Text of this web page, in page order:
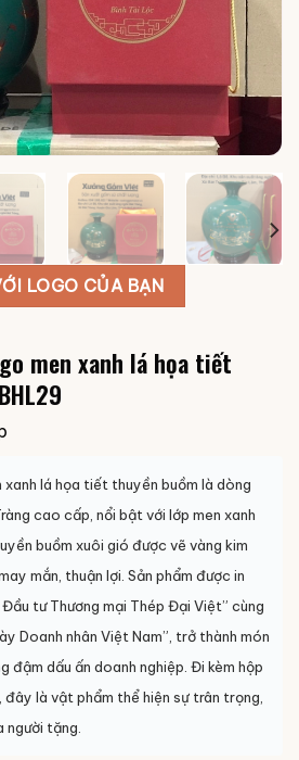
LOGO CỦA BẠN
men xanh lá họa tiết
xanh lá họa tiết thuyền buồm là dòng
cao cấp, nổi bật với lớp men xanh
buồm xuôi gió được vẽ vàng kim
mắn, thuận lợi. Sản phẩm được in
tư Thương mại Thép Đại Việt” cùng
Doanh nhân Việt Nam”, trở thành món
đậm dấu ấn doanh nghiệp. Đi kèm hộp
đây là vật phẩm thể hiện sự trân trọng,
người tặng.